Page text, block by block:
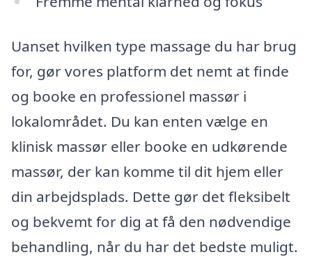
Uanset hvilken type massage du har brug
for, gør vores platform det nemt at finde
og booke en professionel massør i
lokalområdet. Du kan enten vælge en
klinisk massør eller booke en udkørende
massør, der kan komme til dit hjem eller
din arbejdsplads. Dette gør det fleksibelt
og bekvemt for dig at få den nødvendige
behandling, når du har det bedste muligt.